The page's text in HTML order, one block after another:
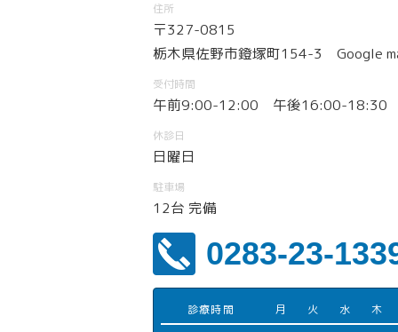
住所
〒327-0815
栃木県佐野市鐙塚町154-3 Google
受付時間
午前9:00-12:00 午後16:00-18:30
休診日
日曜日
駐車場
12台 完備
0283-23-
診療時間 月 火 水 木